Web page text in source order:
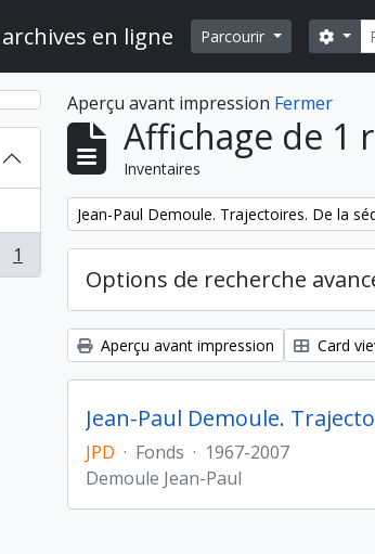
en ligne Parcourir
1
Aperçu avant impression Fermer
Affichage de 1
Inventaires
Remove filter:
Jean-Paul Demoule. Trajectoires. De la
Options de recherche
Aperçu avant impression Card
Jean-Paul Demoule.
JPD · Fonds · 1967-2007
Demoule Jean-Paul